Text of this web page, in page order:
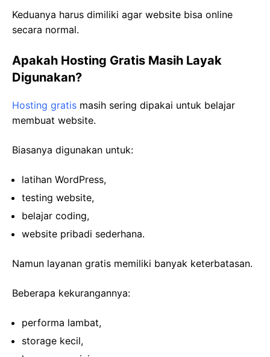
Keduanya harus dimiliki agar website bisa online
secara normal.
Apakah Hosting Gratis Masih Layak
Digunakan?
Hosting gratis masih sering dipakai untuk belajar
membuat website.
Biasanya digunakan untuk:
latihan WordPress,
testing website,
belajar coding,
website pribadi sederhana.
Namun layanan gratis memiliki banyak keterbatasan.
Beberapa kekurangannya:
performa lambat,
storage kecil,